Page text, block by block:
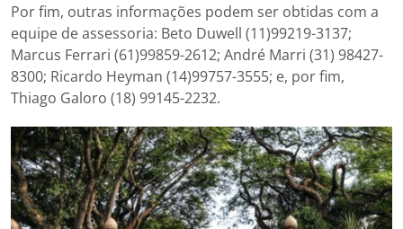
Por fim, outras informações podem ser obtidas com a
equipe de assessoria: Beto Duwell (11)99219-3137;
Marcus Ferrari (61)99859-2612; André Marri (31) 98427-
8300; Ricardo Heyman (14)99757-3555; e, por fim,
Thiago Galoro (18) 99145-2232.